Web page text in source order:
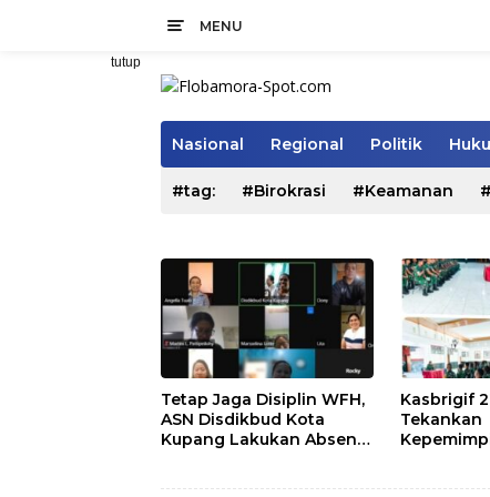
MENU
tutup
Nasional Regional Politik
#tag: #Birokrasi #Keamanan
Tetap Jaga Disiplin WFH,
ASN Disdikbud Kota
Kupang Lakukan Absen
Kasbrigif
Tekankan